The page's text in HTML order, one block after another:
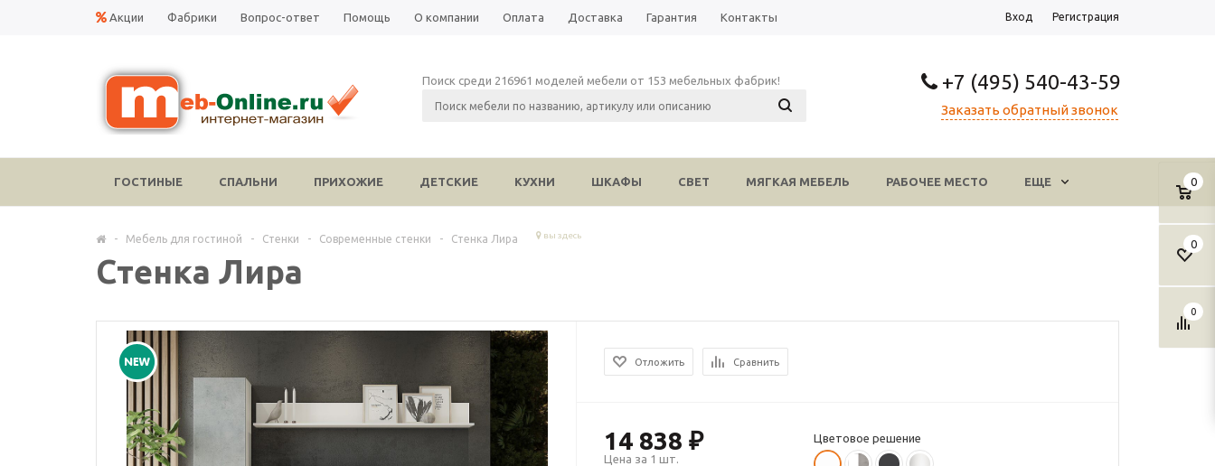
Акции Фабрики Вопрос-ответ Помощь О компании Оплата Доставка Гарантия Контакты Вход Регистрация
+7 (495) 540-43-59
Заказать обратный звонок
Поиск среди 216961 моделей мебели от 153 мебельных фабрик!
0
0
0
ГОСТИНЫЕ СПАЛЬНИ ПРИХОЖИЕ ДЕТСКИЕ КУХНИ ШКАФЫ СВЕТ МЯГКАЯ МЕБЕЛЬ РАБОЧЕЕ МЕСТО ЕЩЕ
- Мебель для гостиной - Стенки - Современные стенки - Стенка Лира вы здесь
Стенка Лира
Отложить Сравнить
14 838 ₽
Цена за 1 шт.
Цветовое решение